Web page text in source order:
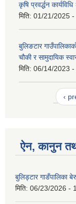
कृषि प्रवर्द्धन
मिति: 01/21/2025 -
बुलिङटार
चौकी र सामुदायिक
मिति: 06/14/2023 -
‹
ऐन, कानुन
बुलिड्टार गाडँपालिका
मिति: 06/23/2026 -